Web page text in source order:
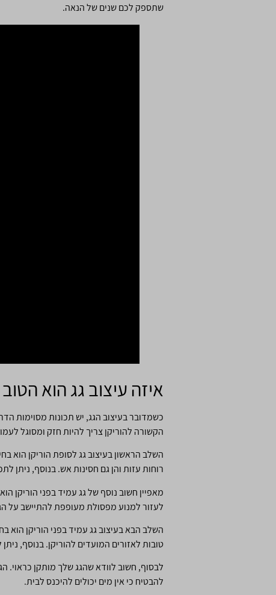
שתספק לכם שנים של הנאה.
איזה עיצוב גג הוא
כשמדובר בעיצוב הגג, יש תכונות מסוימות
הקשורה להוריקן צריך להיות חזק ומסוגל
השלב הראשון בעיצוב גג לסופת הוריקן הוא
רוחות עזות והן גם חסינות אש. בנוסף, ניתן
מאפיין חשוב נוסף של גג עמיד בפני הוריקן
לעזור למנוע מפסולת מעופפת להתיישב על
השלב הבא בעיצוב גג עמיד בפני הוריקן הוא
טובות לאזורים המועדים להוריקן. בנוסף,
לבסוף, חשוב לוודא שהגג שלך מותקן כראוי.
להבטיח כי אין מים יכולים להיכנס לבית.